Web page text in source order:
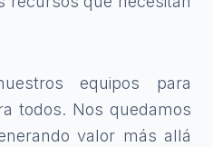
equipos para
todos. Nos quedamos
valor más allá